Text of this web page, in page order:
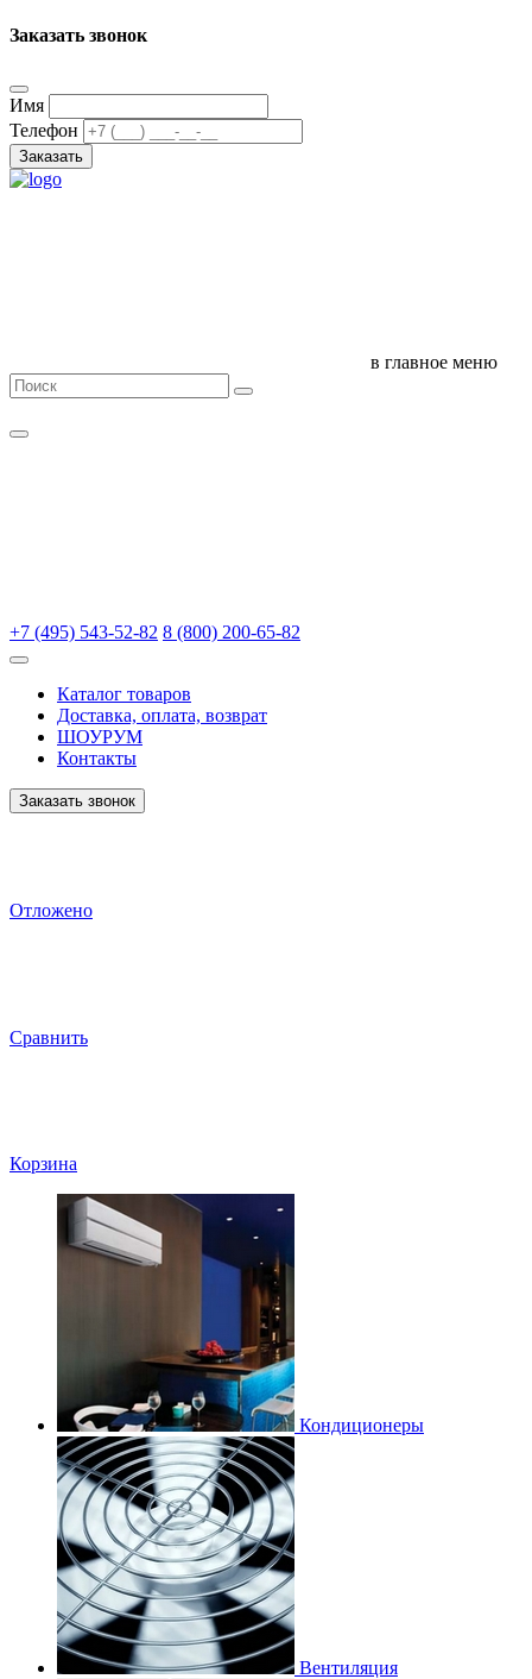
Заказать звонок
Имя
Телефон
Заказать
в главное меню
+7 (495) 543-52-82 8 (800) 200-65-82
Каталог товаров
Доставка, оплата, возврат
ШОУРУМ
Контакты
Заказать звонок
Отложено
Сравнить
Корзина
Кондиционеры
Вентиляция